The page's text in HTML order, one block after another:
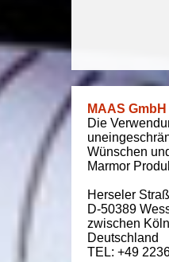
MAAS GmbH
Die
Wünschen
Marmor
Herseler
D-50389
zwischen
Deutschland
TEL: +49